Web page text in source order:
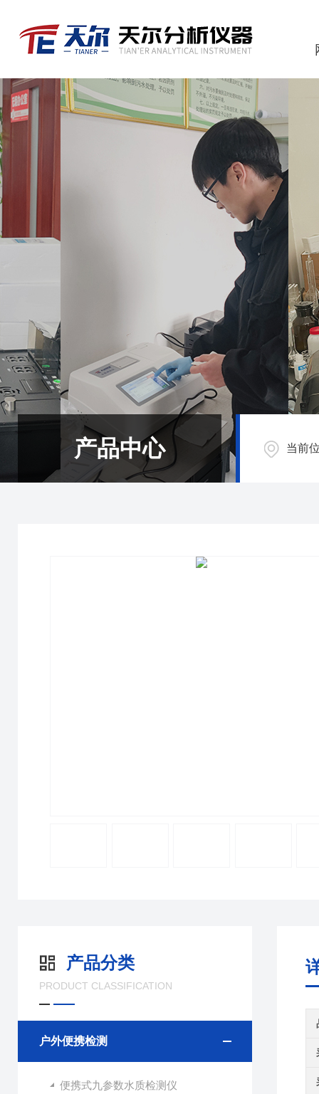
产品中心 当前
产品分类
PRODUCT CLASSIFICATION
户外便携检测
便携式九参数水质检测仪